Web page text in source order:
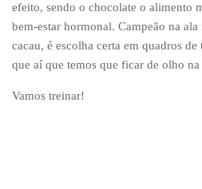
efeito, sendo o chocolate o alimento
bem-estar hormonal. Campeão na
cacau, é escolha certa em quadros
que aí que temos que ficar de olho
Vamos treinar!